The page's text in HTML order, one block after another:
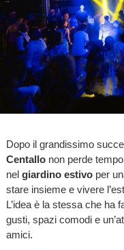
Dopo il grandissimo
Centallonon perde
nel giardino estivoper
stare insieme e vivere
L’idea è la stessa che ha
gusti, spazi comodi e
amici.